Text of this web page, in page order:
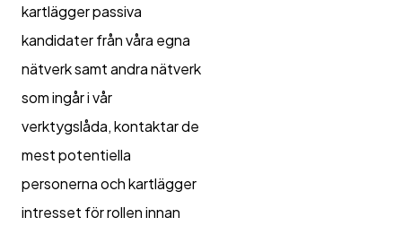
kartlägger passiva
kandidater från våra egna
nätverk samt andra nätverk
som ingår i vår
verktygslåda, kontaktar de
mest potentiella
personerna och kartlägger
intresset för rollen innan